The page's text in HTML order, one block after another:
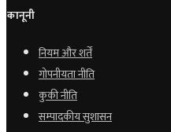
कानूनी
नियम और शर्तें
गोपनीयता नीति
कुकी नीति
सम्पादकीय सुशासन